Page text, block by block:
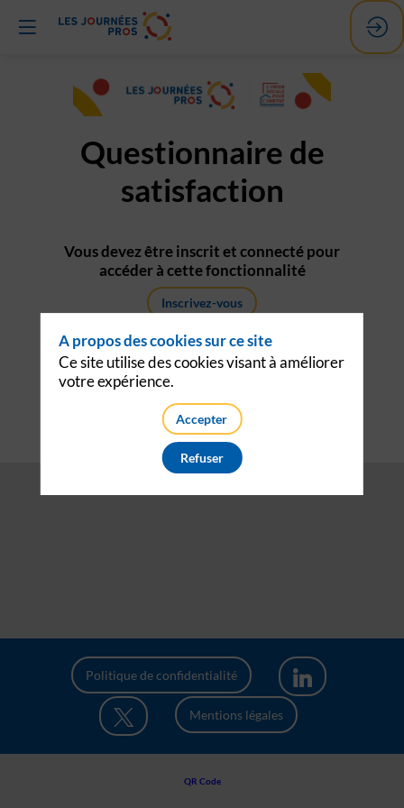
Questionnaire de
satisfaction
Vous devez être inscrit et connecté pour
accéder à cette fonctionnalité
Inscrivez-vous
Déja inscrit ? Connectez-vous pour
personnaliser votre experience !
Politique de confidentialité
Mentions légales
QR Code
A propos des cookies sur ce site
Ce site utilise des cookies visant à améliorer
votre expérience.
Accepter
Refuser